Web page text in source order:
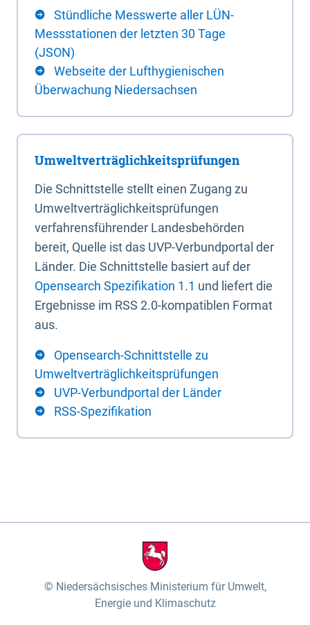
Stündliche Messwerte aller LÜN-
Messstationen der letzten 30 Tage
(JSON)
Webseite der Lufthygienischen
Überwachung Niedersachsen
Umweltverträglichkeitsprüfungen
Die Schnittstelle stellt einen Zugang zu
Umweltverträglichkeitsprüfungen
verfahrensführender Landesbehörden
bereit, Quelle ist das UVP-Verbundportal der
Länder. Die Schnittstelle basiert auf der
Opensearch Spezifikation 1.1 und liefert die
Ergebnisse im RSS 2.0-kompatiblen Format
aus.
Opensearch-Schnittstelle zu
Umweltverträglichkeitsprüfungen
UVP-Verbundportal der Länder
RSS-Spezifikation
Niedersächsisches Ministerium für Umwelt,
Energie und Klimaschutz